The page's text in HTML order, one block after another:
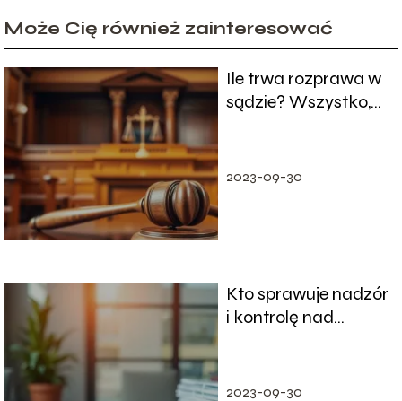
Może Cię również zainteresować
Ile trwa rozprawa w
sądzie? Wszystko,
2023-09-30
Kto sprawuje nadzór
i kontrolę nad
2023-09-30